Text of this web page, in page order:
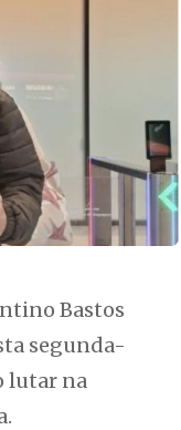
Bastos
segunda-
lutar na